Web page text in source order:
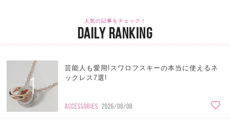
人気の記事をチェック！
DAILY RANKING
1
芸能人も愛用!スワロフスキーの本当に使えるネ
ックレス7選!
ACCESSORIES 2026/08/08